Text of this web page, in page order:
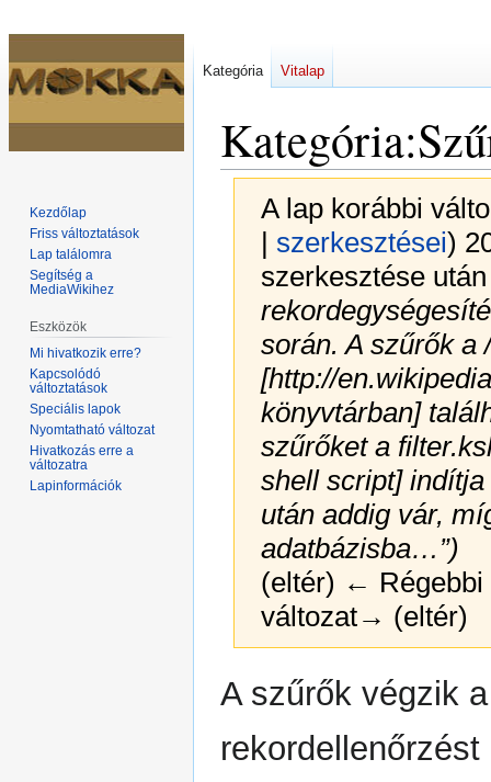
Kategória:
A lap korábbi
| szerkesztései)
szerkesztése
során. A szűrők a
[http://
könyvtárban]
szűrőket a
shell script]
után addig vár,
adatbázisba…”)
(eltér) ← Régebbi
változat→ (eltér)
a
a
A szűrők végzik
Kategória Vitalap
Kezdőlap
Friss változtatások
Lap találomra
Segítség a
MediaWikihez
Eszközök
Mi hivatkozik erre?
Kapcsolódó
változtatások
Speciális lapok
Nyomtatható változat
Hivatkozás erre a
változatra
Lapinformációk